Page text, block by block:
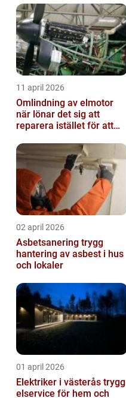
11 april 2026
Omlindning av elmotor
när lönar det sig att
reparera istället för att
02 april 2026
Asbetsanering trygg
hantering av asbest i hus
och lokaler
01 april 2026
Elektriker i västerås trygg
elservice för hem och